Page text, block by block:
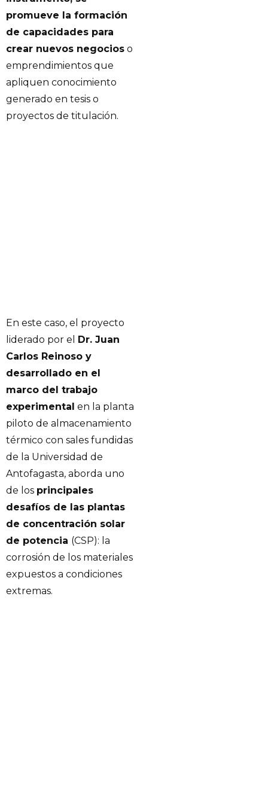
promueve la formación
de capacidades para
crear nuevos negocios o
emprendimientos que
apliquen conocimiento
generado en tesis o
proyectos de titulación.
En este caso, el proyecto
liderado por el
Dr. Juan
Carlos Reinoso y
desarrollado en el
marco del trabajo
experimental en la planta
piloto de almacenamiento
térmico con sales fundidas
de la Universidad de
Antofagasta, aborda uno
de los principales
desafíos de las plantas
de concentración solar
de potencia (CSP): la
corrosión de los materiales
expuestos a condiciones
extremas.